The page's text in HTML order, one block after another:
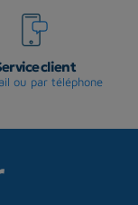
client
ou par téléphone